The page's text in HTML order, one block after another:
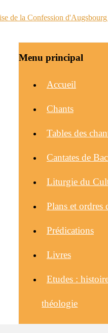
Menu principal
Accueil
Chants
Tables des
Cantates de
Liturgie du
Plans et ordres
Prédications
Livres
Etudes :
théologie